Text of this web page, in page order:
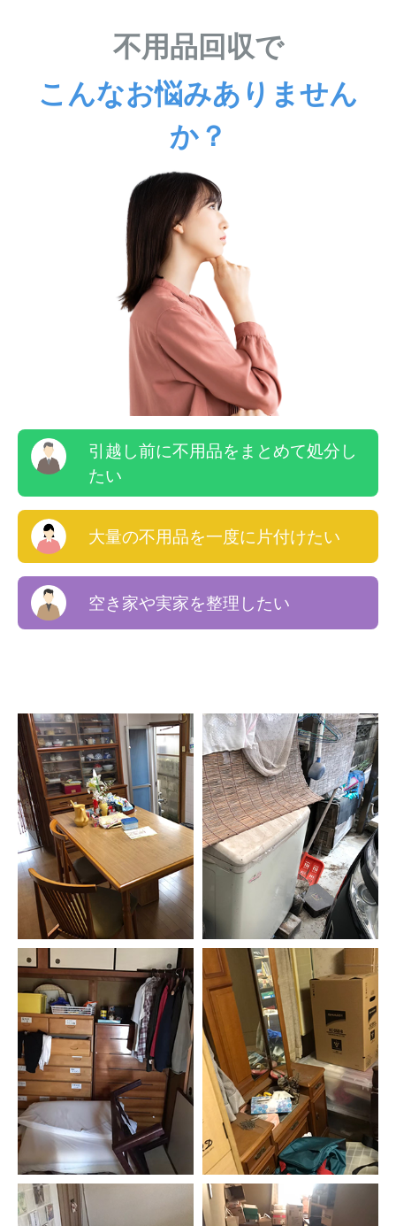
不用品回収で
こんなお悩みありません
か？
引越し前に不用品をまとめて処分し
たい
大量の不用品を一度に片付けたい
空き家や実家を整理したい